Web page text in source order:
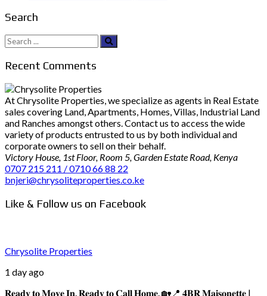
Search
Search
for:
Recent Comments
At Chrysolite Properties, we specialize as agents in Real Estate
sales covering Land, Apartments, Homes, Villas, Industrial Land
and Ranches amongst others. Contact us to access the wide
variety of products entrusted to us by both individual and
corporate owners to sell on their behalf.
Victory House, 1st Floor, Room 5, Garden Estate Road, Kenya
0707 215 211 / 0710 66 88 22
bnjeri@chrysoliteproperties.co.ke
Like & Follow us on Facebook
Chrysolite Properties
1 day ago
𝐑𝐞𝐚𝐝𝐲 𝐭𝐨 𝐌𝐨𝐯𝐞 𝐈𝐧. 𝐑𝐞𝐚𝐝𝐲 𝐭𝐨 𝐂𝐚𝐥𝐥 𝐇𝐨𝐦𝐞. 🏡 📍 𝟒𝐁𝐑 𝐌𝐚𝐢𝐬𝐨𝐧𝐞𝐭𝐭𝐞 |